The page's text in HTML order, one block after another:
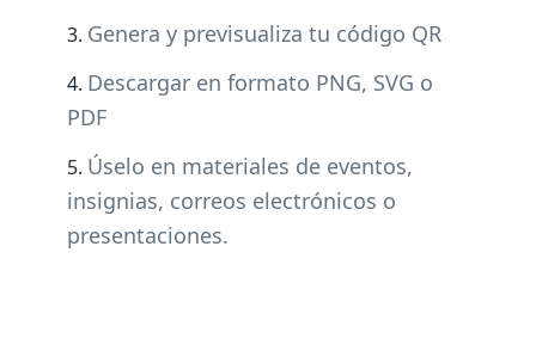
Genera y previsualiza tu código QR
Descargar en formato PNG, SVG o
PDF
Úselo en materiales de eventos,
insignias, correos electrónicos o
presentaciones.